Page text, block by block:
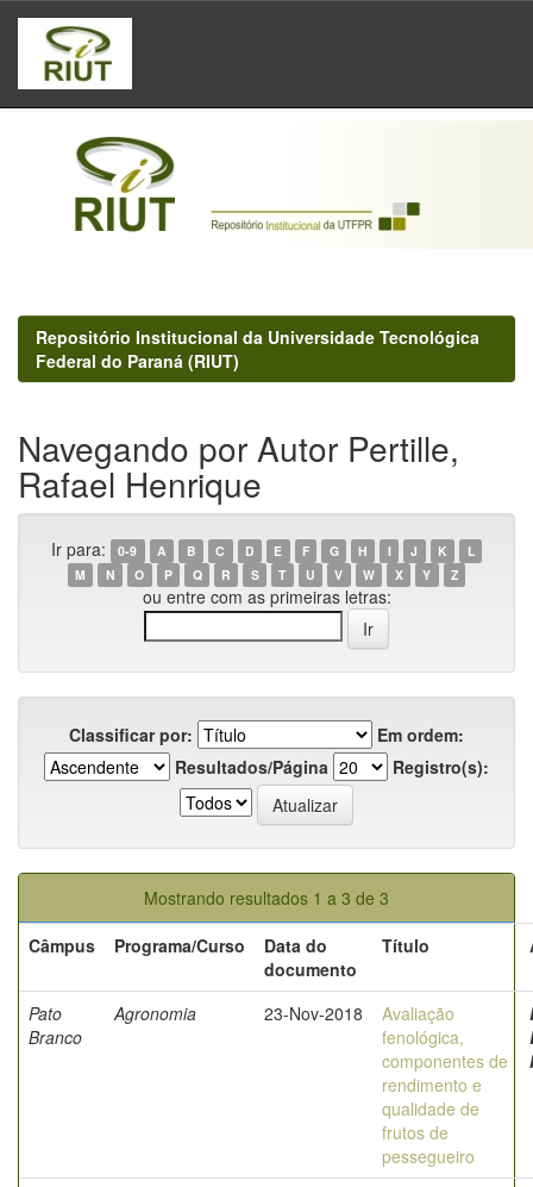
Skip
navigation
Repositório Institucional da Universidade Tecnológica
Federal do Paraná (RIUT)
Navegando por Autor Pertille,
Rafael Henrique
Ir para: 0-9 A B C D E F G H I J K
L
M
N O P Q R S T U V W X Y Z
ou entre com as primeiras letras:
Classificar por:
Em ordem:
Resultados/Página
Registro(s):
Mostrando resultados 1 a 3 de 3
Câmpus
Programa/Curso
Data do
documento
Título
Pato
Branco
Agronomia 23-Nov-2018
Avaliação
fenológica,
componentes de
rendimento e
qualidade de
frutos de
pessegueiro